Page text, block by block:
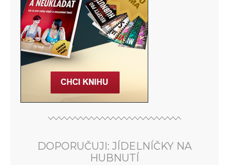
DOPORUČUJI: JÍDELNÍČKY NA
HUBNUTÍ